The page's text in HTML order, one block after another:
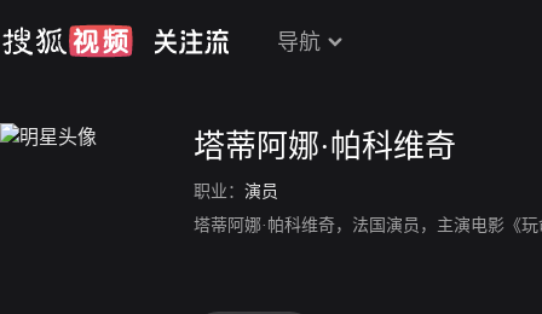
导航
塔蒂阿娜·帕科维奇
职业： 演员
塔蒂阿娜·帕科维奇，法国演员，主演电影《